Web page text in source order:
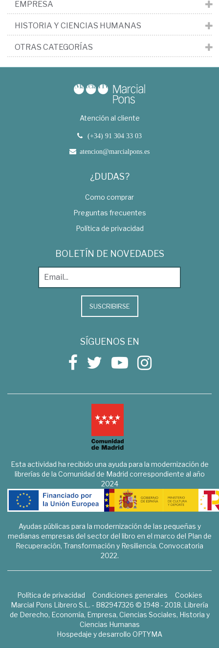
EMPRESA
HISTORIA Y CIENCIAS HUMANAS
OTRAS CATEGORÍAS
Atención al cliente
(+34) 91 304 33 03
atencion@marcialpons.es
¿DUDAS?
Como comprar
Preguntas frecuentes
Política de privacidad
BOLETÍN DE NOVEDADES
SUSCRIBIRSE
SÍGUENOS EN
Esta actividad ha recibido una ayuda para la modernización de
librerías de la Comunidad de Madrid correspondiente al año
2024
Ayudas públicas para la modernización de las pequeñas y
medianas empresas del sector del libro en el marco del Plan de
Recuperación, Transformación y Resiliencia. Convocatoria
2022.
Política de privacidad Condiciones generales
Cookies
Marcial Pons Librero S.L. - B82947326 © 1948 - 2018. Librería
de Derecho, Economía, Empresa, Ciencias Sociales, Historia y
Ciencias Humanas
Hospedaje y desarrollo OPTYMA